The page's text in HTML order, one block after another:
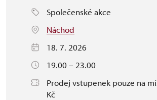
Společenské akce
Náchod
18. 7. 2026
19.00 – 23.00
Prodej vstupenek pouze na
Kč